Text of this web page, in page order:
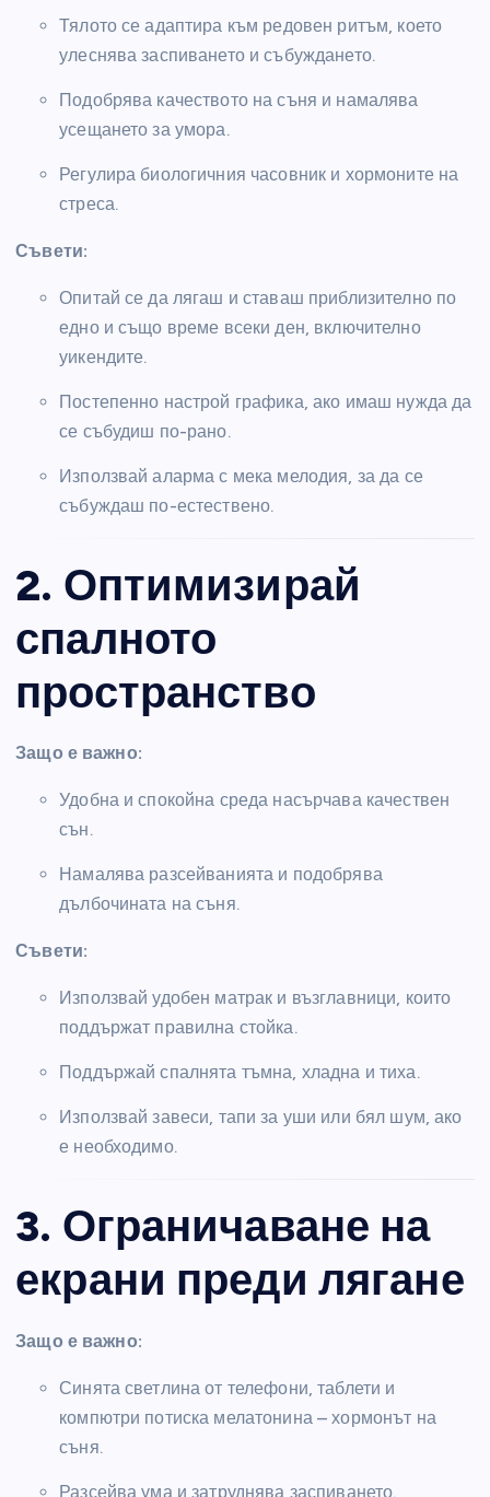
Тялото се адаптира към редовен ритъм, което
улеснява заспиването и събуждането.
Подобрява качеството на съня и намалява
усещането за умора.
Регулира биологичния часовник и хормоните на
стреса.
Съвети:
Опитай се да лягаш и ставаш приблизително по
едно и също време всеки ден, включително
уикендите.
Постепенно настрой графика, ако имаш нужда да
се събудиш по-рано.
Използвай аларма с мека мелодия, за да се
събуждаш по-естествено.
2. Оптимизирай
спалното
пространство
Защо е важно:
Удобна и спокойна среда насърчава качествен
сън.
Намалява разсейванията и подобрява
дълбочината на съня.
Съвети:
Използвай удобен матрак и възглавници, които
поддържат правилна стойка.
Поддържай спалнята тъмна, хладна и тиха.
Използвай завеси, тапи за уши или бял шум, ако
е необходимо.
3. Ограничаване на
екрани преди лягане
Защо е важно:
Синята светлина от телефони, таблети и
компютри потиска мелатонина – хормонът на
съня.
Разсейва ума и затруднява заспиването.